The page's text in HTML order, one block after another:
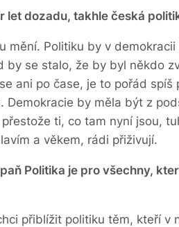
let dozadu, takhle česká
mění. Politiku by v
by se stalo, že by byl někdo
ani po čase, je to pořád spíš
Demokracie by měla být z
ti, co tam nyní jsou,
a věkem, rádi přiživují.
Politika je pro všechny,
přiblížit politiku těm, kteří v